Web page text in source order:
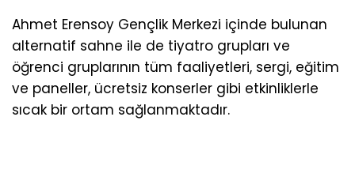
Ahmet Erensoy Gençlik Merkezi içinde bulunan
alternatif sahne ile de tiyatro grupları ve
öğrenci gruplarının tüm faaliyetleri, sergi, eğitim
ve paneller, ücretsiz konserler gibi etkinliklerle
sıcak bir ortam sağlanmaktadır.